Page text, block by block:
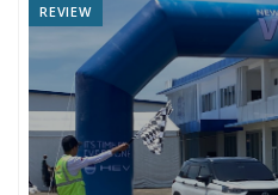
REVIEW